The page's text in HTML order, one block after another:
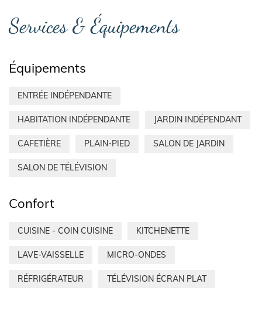
Services & Équipements
Équipements
ENTRÉE INDÉPENDANTE
HABITATION INDÉPENDANTE JARDIN INDÉPENDANT
CAFETIÈRE PLAIN-PIED SALON DE JARDIN
SALON DE TÉLÉVISION
Confort
CUISINE - COIN CUISINE KITCHENETTE
LAVE-VAISSELLE MICRO-ONDES
RÉFRIGÉRATEUR TÉLÉVISION ÉCRAN PLAT